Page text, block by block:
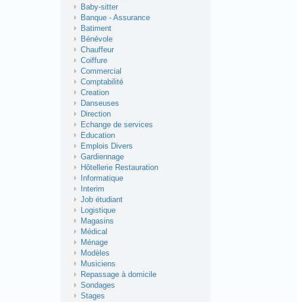
Baby-sitter
Banque - Assurance
Batiment
Bénévole
Chauffeur
Coiffure
Commercial
Comptabilité
Creation
Danseuses
Direction
Echange de services
Education
Emplois Divers
Gardiennage
Hôtellerie Restauration
Informatique
Interim
Job étudiant
Logistique
Magasins
Médical
Ménage
Modèles
Musiciens
Repassage à domicile
Sondages
Stages